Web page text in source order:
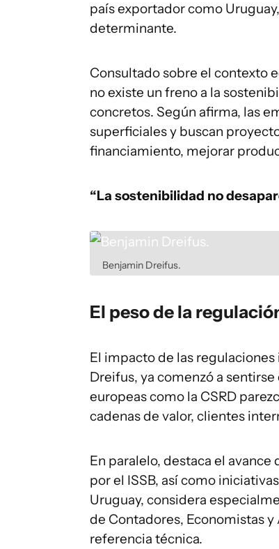
país exportador como
determinante.
Consultado sobre el contexto
no existe un freno a la
concretos. Según afirma, las
superficiales y buscan
financiamiento, mejorar
“La sostenibilidad no
Benjamin Dreifus.
El peso de la
El impacto de las
Dreifus, ya comenzó a
europeas como la CSRD
cadenas de valor, clientes
En paralelo, destaca el avance
por el ISSB, así como
Uruguay, considera
de Contadores, Economistas
referencia técnica.